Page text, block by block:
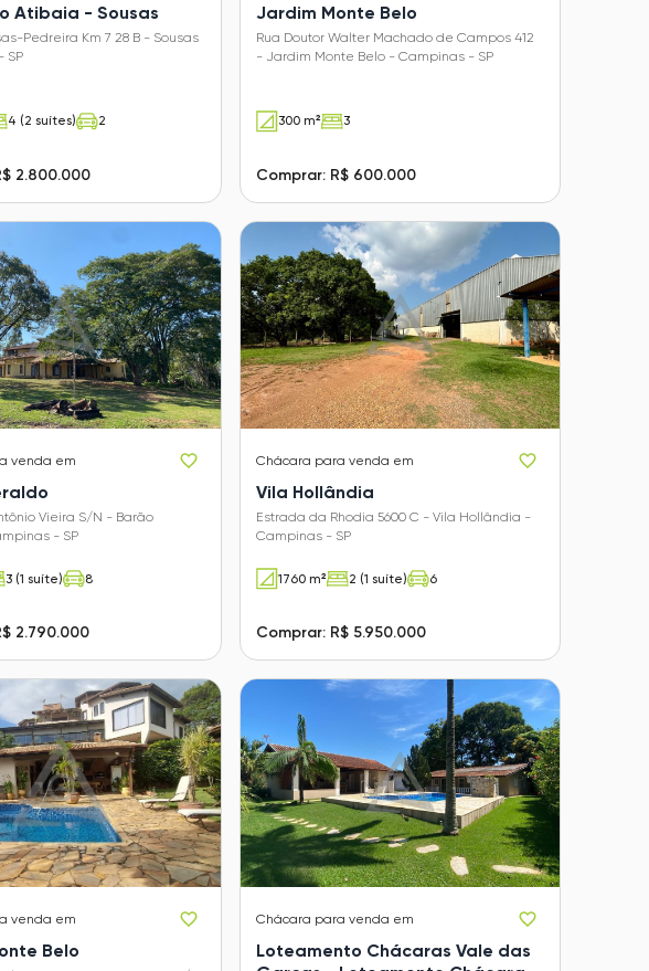
Atibaia - Sousas
Pedreira Km 7 28 B - Sousas
SP
4 (2 suítes) 2
2.800.000
Jardim Monte Belo
Rua Doutor Walter Machado de Campos 412
- Jardim Monte Belo - Campinas - SP
300 m² 3
Comprar: R$ 600.000
venda em
Vieira S/N - Barão
- SP
3 (1 suíte) 8
2.790.000
Chácara para venda em
Vila Hollândia
Estrada da Rhodia 5600 C - Vila Hollândia -
Campinas - SP
1760 m² 2 (1 suíte) 6
Comprar: R$ 5.950.000
venda em
Belo
Chácara para venda em
Loteamento Chácaras Vale das